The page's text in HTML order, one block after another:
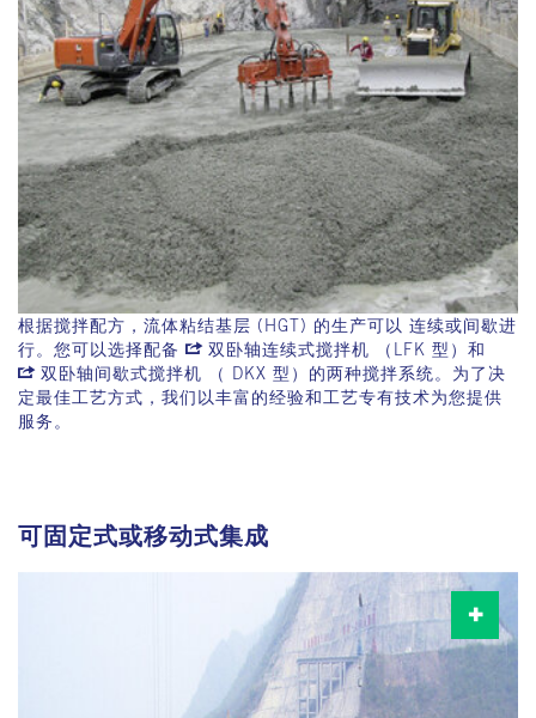
根据搅拌配方，流体粘结基层 (HGT) 的生产可以 连续或间歇进
行。您可以选择配备
双卧轴连续式搅拌机 （LFK 型） 和
双卧轴间歇式搅拌机 （ DKX 型） 的两种搅拌系统。为了决
定最佳工艺方式，我们以丰富的经验和工艺专有技术为您提供
服务。
可固定式或移动式集成